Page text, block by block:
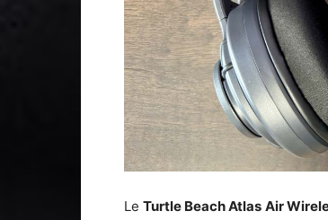
LeTurtle Beach Atlas Air